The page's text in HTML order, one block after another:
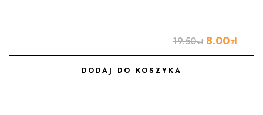
19.50zł 8.00zł
DODAJ DO KOSZYKA
DODAJ DO ULUBIONYCH